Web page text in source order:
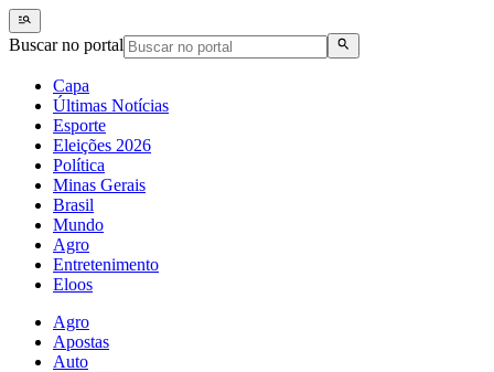
Buscar no portal
Capa
Últimas Notícias
Esporte
Eleições 2026
Política
Minas Gerais
Brasil
Mundo
Agro
Entretenimento
Eloos
Agro
Apostas
Auto